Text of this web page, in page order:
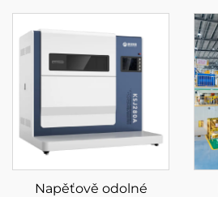
Napěťově odolné